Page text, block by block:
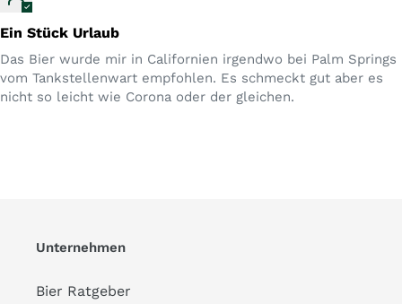
Ein Stück Urlaub
Das Bier wurde mir in Californien irgendwo bei Palm Springs
vom Tankstellenwart empfohlen. Es schmeckt gut aber es
nicht so leicht wie Corona oder der gleichen.
Unternehmen
Bier Ratgeber